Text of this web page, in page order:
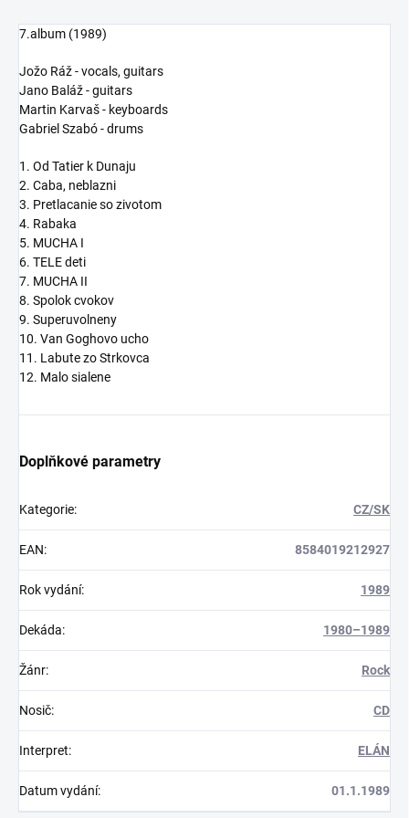
7.album (1989)
Jožo Ráž - vocals, guitars
Jano Baláž - guitars
Martin Karvaš - keyboards
Gabriel Szabó - drums
1. Od Tatier k Dunaju
2. Caba, neblazni
3. Pretlacanie so zivotom
4. Rabaka
5. MUCHA I
6. TELE deti
7. MUCHA II
8. Spolok cvokov
9. Superuvolneny
10. Van Goghovo ucho
11. Labute zo Strkovca
12. Malo sialene
Doplňkové parametry
Kategorie: CZ/SK
EAN: 8584019212927
Rok vydání: 1989
Dekáda: 1980–1989
Žánr: Rock
Nosič: CD
Interpret: ELÁN
Datum vydání: 01.1.1989